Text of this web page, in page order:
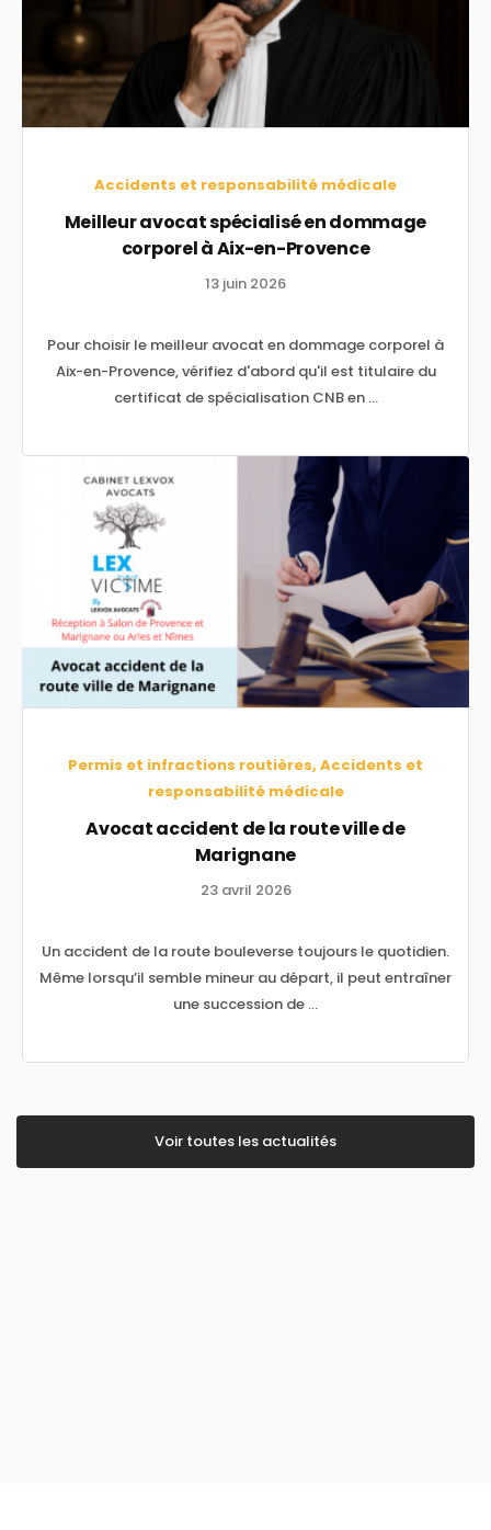
Accidents et responsabilité médicale
Meilleur avocat spécialisé en dommage
corporel à Aix-en-Provence
13 juin 2026
Pour choisir le meilleur avocat en dommage corporel à
Aix-en-Provence, vérifiez d'abord qu'il est titulaire du
certificat de spécialisation CNB en ...
Permis et infractions routières, Accidents et
responsabilité médicale
Avocat accident de la route ville de
Marignane
23 avril 2026
Un accident de la route bouleverse toujours le quotidien.
Même lorsqu’il semble mineur au départ, il peut entraîner
une succession de ...
Voir toutes les actualités